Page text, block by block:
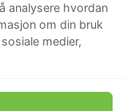
analysere hvordan
om din bruk
medier,